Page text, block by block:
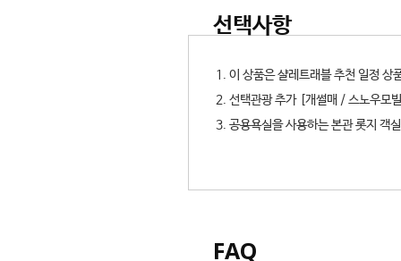
선택사항
1. 이 상품은 샬레트래블 추천 일정
2. 선택관광 추가 [개썰매 / 스노우모
3. 공용욕실을 사용하는 본관 롯지
FAQ